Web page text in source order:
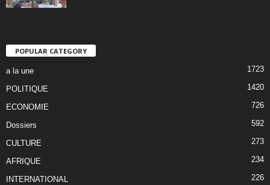
POPULAR CATEGORY
a la une 1723
POLITIQUE 1420
ECONOMIE 726
Dossiers 592
CULTURE 273
AFRIQUE 234
INTERNATIONAL 226